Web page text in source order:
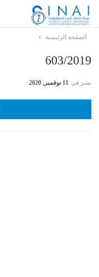
الصفحة الرئيسية
603/2019
نشر في 11 نوفمبر, 2020